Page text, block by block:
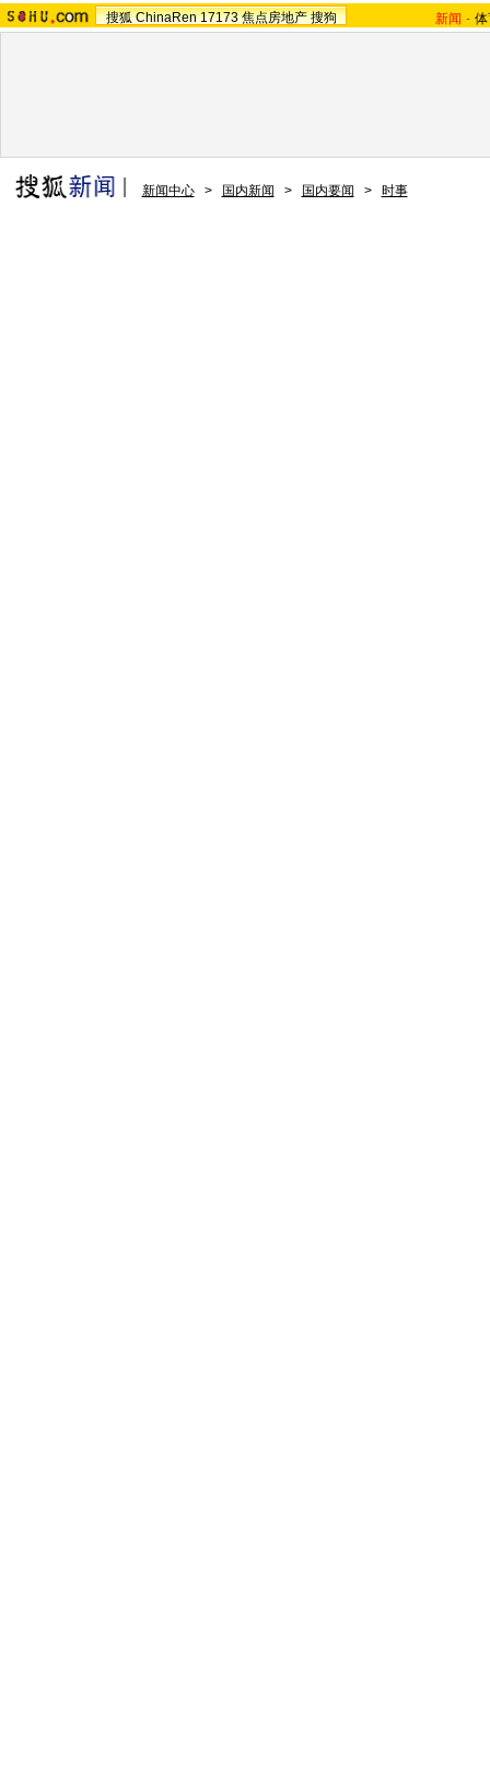
搜狐 ChinaRen 17173 焦点房地产 搜狗 新闻 -
新闻中心 > 国内新闻 > 国内要闻 > 时事